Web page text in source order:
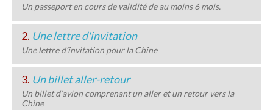
Un passeport en cours de validité de au moins 6 mois.
2. Une lettre d'invitation
Une lettre d’invitation pour la Chine
3. Un billet aller-retour
Un billet d’avion comprenant un aller et un retour vers la
Chine